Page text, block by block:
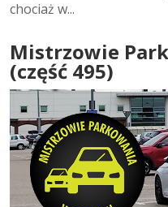
chociaż w...
Mistrzowie
(część 495)